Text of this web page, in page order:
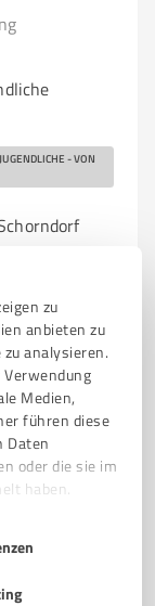
zu
anbieten zu
analysieren.
Medien,
führen diese
Daten
oder die sie im
haben.
- VON